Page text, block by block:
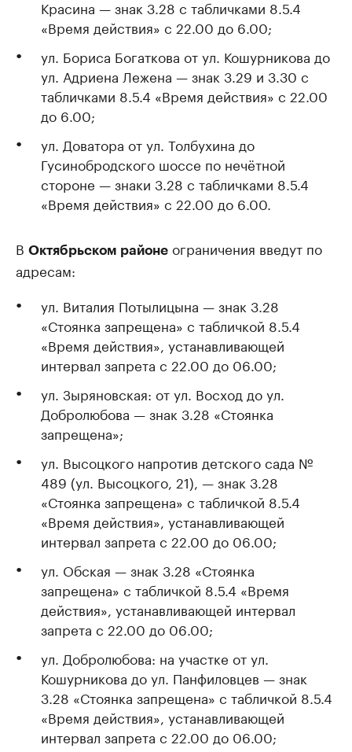
Красина — знак 3.28 с табличками 8.5.4
«Время действия» с 22.00 до 6.00;
ул. Бориса Богаткова от ул. Кошурникова до
ул. Адриена Лежена — знак 3.29 и 3.30 с
табличками 8.5.4 «Время действия» с 22.00
до 6.00;
ул. Доватора от ул. Толбухина до
Гусинобродского шоссе по нечётной
стороне — знаки 3.28 с табличками 8.5.4
«Время действия» с 22.00 до 6.00.
В Октябрьском районе ограничения введут по
адресам:
ул. Виталия Потылицына — знак 3.28
«Стоянка запрещена» с табличкой 8.5.4
«Время действия», устанавливающей
интервал запрета с 22.00 до 06.00;
ул. Зыряновская: от ул. Восход до ул.
Добролюбова — знак 3.28 «Стоянка
запрещена»;
ул. Высоцкого напротив детского сада №
489 (ул. Высоцкого, 21), — знак 3.28
«Стоянка запрещена» с табличкой 8.5.4
«Время действия», устанавливающей
интервал запрета с 22.00 до 06.00;
ул. Обская — знак 3.28 «Стоянка
запрещена» с табличкой 8.5.4 «Время
действия», устанавливающей интервал
запрета с 22.00 до 06.00;
ул. Добролюбова: на участке от ул.
Кошурникова до ул. Панфиловцев — знак
3.28 «Стоянка запрещена» с табличкой 8.5.4
«Время действия», устанавливающей
интервал запрета с 22.00 до 06.00;